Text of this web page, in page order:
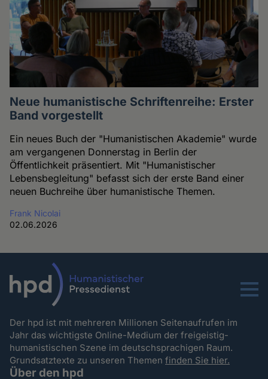
Neue humanistische Schriftenreihe: Erster
Band vorgestellt
Ein neues Buch der "Humanistischen Akademie" wurde
am vergangenen Donnerstag in Berlin der
Öffentlichkeit präsentiert. Mit "Humanistischer
Lebensbegleitung" befasst sich der erste Band einer
neuen Buchreihe über humanistische Themen.
Frank Nicolai
02.06.2026
Menu
Der hpd ist mit mehreren Millionen Seitenaufrufen im
Jahr das wichtigste Online-Medium der freigeistig-
humanistischen Szene im deutschsprachigen Raum.
Grundsatztexte zu unseren Themenfinden Sie hier.
Über den hpd